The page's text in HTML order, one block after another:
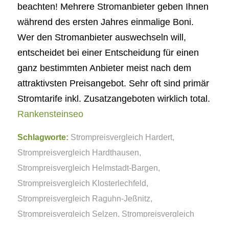
beachten! Mehrere Stromanbieter geben Ihnen
während des ersten Jahres einmalige Boni.
Wer den Stromanbieter auswechseln will,
entscheidet bei einer Entscheidung für einen
ganz bestimmten Anbieter meist nach dem
attraktivsten Preisangebot. Sehr oft sind primär
Stromtarife inkl. Zusatzangeboten wirklich total.
Rankensteinseo
Schlagworte: Strompreisvergleich Hardert,
Strompreisvergleich Hardthausen,
Strompreisvergleich Helmstadt-Bargen,
Strompreisvergleich Klosterlechfeld,
Strompreisvergleich Raguhn-Jeßnitz,
Strompreisvergleich Selzen, Strompreisvergleich